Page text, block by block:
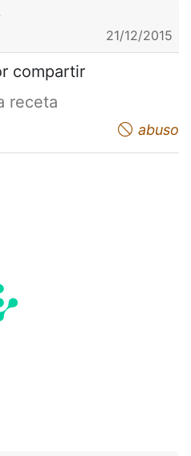
21/12/2015
compartir
receta
appreciate abuso